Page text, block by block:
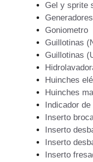
Gel y sprite
Goniometro
Guillotinas
Guillotinas
Huinches
Huinches
Indicador
Inserto
Inserto
Inserto
Inserto